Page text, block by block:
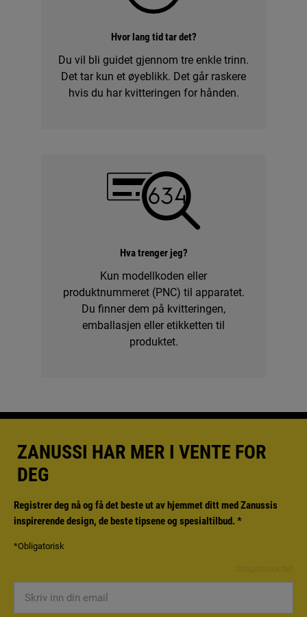
Hvor lang tid tar det?
Du vil bli guidet gjennom tre enkle trinn.
Det tar kun et øyeblikk. Det går raskere
hvis du har kvitteringen for hånden.
Hva trenger jeg?
Kun modellkoden eller
produktnummeret (PNC) til apparatet.
Du finner dem på kvitteringen,
emballasjen eller etikketten til
produktet.
ZANUSSI HAR MER I VENTE FOR
DEG
Registrer deg nå og få det beste ut av hjemmet ditt med Zanussis
inspirerende design, de beste tipsene og spesialtilbud.*
*Obligatorisk
inn